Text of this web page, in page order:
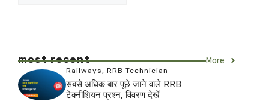
most recent More
Railways , RRB Technician
सबसे अधिक बार पूछे जाने वाले RRB
टेक्नीशियन प्रश्न, विवरण देखें